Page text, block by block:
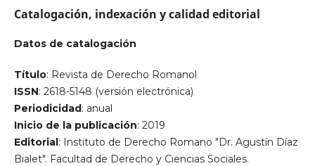
Catalogación, indexación y calidad editorial
Datos de catalogación
Título: Revista de Derecho Romanol
ISSN: 2618-5148 (versión electrónica)
Periodicidad: anual
Inicio de la publicación: 2019
Editorial: Instituto de Derecho Romano "Dr. Agustín Díaz
Bialet". Facultad de Derecho y Ciencias Sociales.